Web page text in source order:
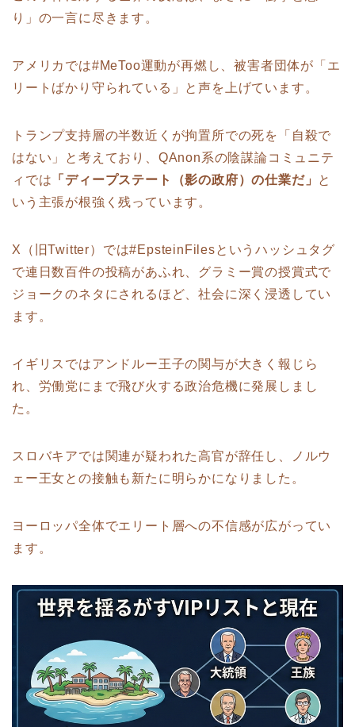
り」の一言に尽きます。
アメリカでは#MeToo運動が再燃し、被害者団体が「エ
リートばかり守られている」と声を上げています。
トランプ支持層の半数近くが拘置所での死を「自殺で
はない」と考えており、QAnon系の陰謀論コミュニテ
ィでは 「ディープステート（影の政府）の仕業だ」 と
いう主張が根強く残っています。
X（旧Twitter）では#EpsteinFilesというハッシュタグ
で連日数百件の投稿があふれ、グラミー賞の授賞式で
ジョークのネタにされるほど、社会に深く浸透してい
ます。
イギリスではアンドルー王子の関与が大きく報じら
れ、労働党にまで飛び火する政治危機に発展しまし
た。
スロバキアでは関連が疑われた高官が辞任し、ノルウ
ェー王女との接触も新たに明らかになりました。
ヨーロッパ全体でエリート層への不信感が広がってい
ます。